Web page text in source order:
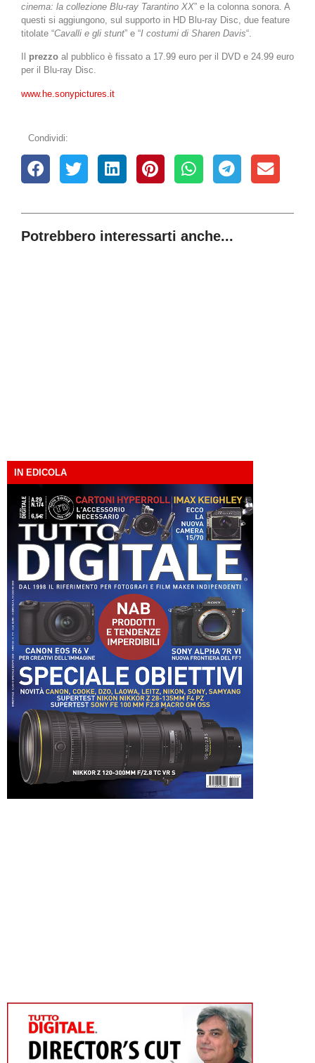
cinema: la collezione Blu-ray Tarantino XX” e la colonna sonora. A
questi si aggiungono, sul supporto in HD Blu-ray Disc, due feature
titolate “Cavalli e gli stunt” e “I costumi di Sharen Davis“.
prezzo al pubblico è fissato a 17.99 euro per il DVD e 24.99 euro
per il Blu-ray Disc.
www.he.sonypictures.it
Condividi:
Potrebbero interessarti anche...
IN EDICOLA